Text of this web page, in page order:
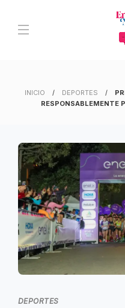
INICIO DEPORTES
RESPONSABLEMENTE
DEPORTES